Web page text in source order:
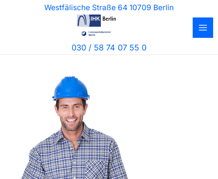
Westfälische Straße 64 10709 Berlin
030 / 58 74 07 55 0